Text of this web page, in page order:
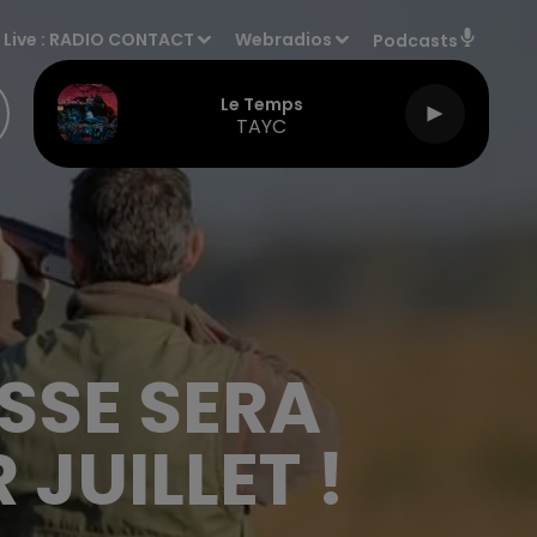
Live : RADIO CONTACT Webradios Podcasts
Le Temps
TAYC
SERA
JUILLET !